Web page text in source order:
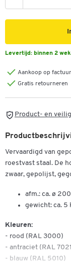
Levertijd: binnen 2
Aankoop op
Gratis retourneren
Product- en
Vervaardigd van
roestvast staal. De
zwaar, gepolijst,
afm.: ca. ø
gewicht: ca. 5
Kleuren:
- rood (RAL 3000)
- antraciet (RAL
- blauw (RAL 5010)